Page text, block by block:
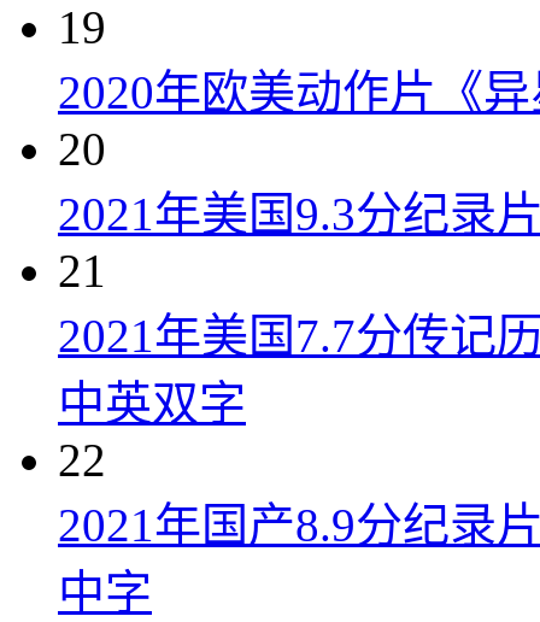
19
2020年欧美动作片《
20
2021年美国9.3分纪录
21
2021年美国7.7分传记
中英双字
22
2021年国产8.9分纪录
中字